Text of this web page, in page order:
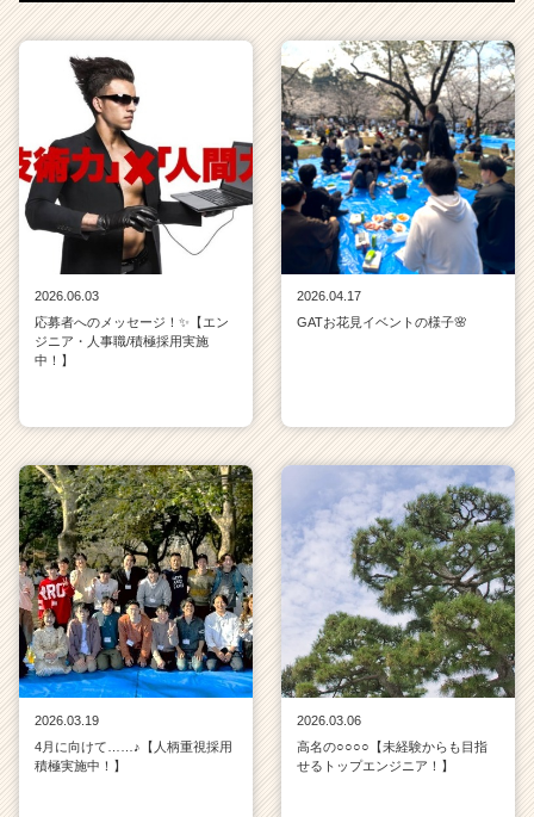
サ
キ
ャ
リ
ア
e
e
r
e
e
r）
2026.06.03
応募者へのメッセージ！✨【エン
ジニア・人事職/積極採用実施
中！】
2026.04.17
GATお花見イベントの様子🌸
2026.03.19
4月に向けて……♪【人柄重視採用
積極実施中！】
2026.03.06
高名の○○○○【未経験からも目指
せるトップエンジニア！】